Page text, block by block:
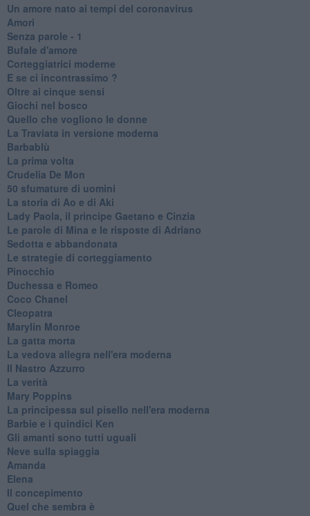
Un amore nato ai tempi del coronavirus
Amori
Senza parole - 1
Bufale d'amore
Corteggiatrici moderne
E se ci incontrassimo ?
Oltre ai cinque sensi
Giochi nel bosco
Quello che vogliono le donne
La Traviata in versione moderna
Barbablù
La prima volta
Crudelia De Mon
50 sfumature di uomini
La storia di Ao e di Aki
Lady Paola, il principe Gaetano e Cinzia
Le parole di Mina e le risposte di Adriano
Sedotta e abbandonata
Le strategie di corteggiamento
Pinocchio
Duchessa e Romeo
Coco Chanel
Cleopatra
Marylin Monroe
La gatta morta
La vedova allegra nell'era moderna
​Il Nastro Azzurro
La verità
Mary Poppins
La principessa sul pisello nell'era moderna
Barbie e i quindici Ken
Gli amanti sono tutti uguali
Neve sulla spiaggia
Amanda
Elena
Il concepimento
Quel che sembra è